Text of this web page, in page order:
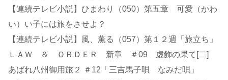
【連続テレビ小説】ひまわり（050）第五章 可愛（かわ
い）い子には旅をさせよ？
【連続テレビ小説】風、薫る（057）第１２週「旅立ち」
ＬＡＷ ＆ ＯＲＤＥＲ 新章 ＃09 虚飾の果て[二]
あばれ八州御用旅２ ＃12「三吉馬子唄 なみだ唄」